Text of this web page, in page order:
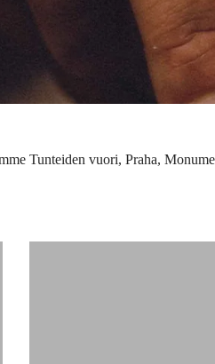
Tunteiden vuori, Praha,